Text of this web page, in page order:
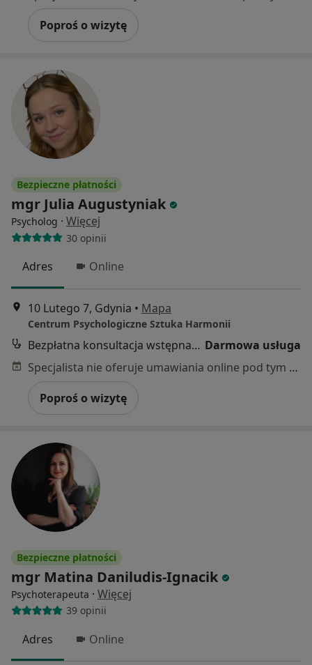
Poproś o wizytę
Bezpieczne płatności
mgr Julia Augustyniak
Psycholog · Więcej
30 opinii
Adres Online
10 Lutego 7, Gdynia • Mapa
Centrum Psychologiczne Sztuka Harmonii
Bezpłatna konsultacja wstępna - telefoniczna Darmowa usługa
Specjalista nie oferuje umawiania online pod tym adresem.
Poproś o wizytę
Bezpieczne płatności
mgr Matina Daniludis-Ignacik
Psychoterapeuta · Więcej
39 opinii
Adres Online